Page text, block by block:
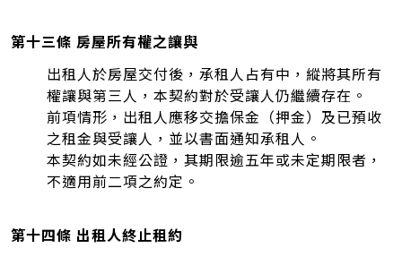
第十三條 房屋所有權之讓與
出租人於房屋交付後，承租人占有中，縱將其所有
權讓與第三人，本契約對於受讓人仍繼續存在。
前項情形，出租人應移交擔保金（押金）及已預收
之租金與受讓人，並以書面通知承租人。
本契約如未經公證，其期限逾五年或未定期限者，
不適用前二項之約定。
第十四條 出租人終止租約